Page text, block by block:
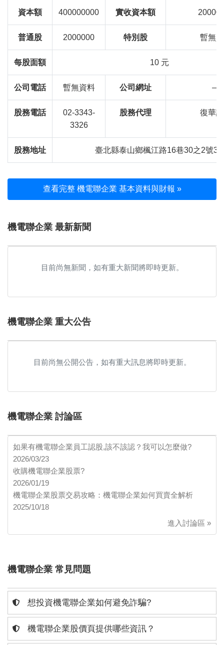
資本額 400000000 實收資本額
普通股 2000000 特別股 暫無
每股面額 10 元
公司電話 暫無資料 公司網址 —
股務電話
02-3343-
3326
股務代理 復華
股務地址 臺北縣泰山鄉楓江路16巷30之2號3
查看完整 機電聯企業 基本資料與財報 »
機電聯企業 最新新聞
目前尚無新聞，如有重大新聞將即時更新。
機電聯企業 重大公告
目前尚無公開公告，如有重大訊息將即時更新。
機電聯企業 討論區
如果有機電聯企業員工認股,該不該認？我可以怎麼做?
2026/03/23
收購機電聯企業股票?
2026/01/19
機電聯企業股票交易攻略：機電聯企業如何買賣全解析
2025/10/18
進入討論區 »
機電聯企業 常見問題
想投資機電聯企業如何避免詐騙?
機電聯企業股價頁提供哪些資訊？